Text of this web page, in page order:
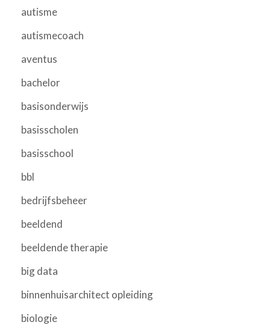
autisme
autismecoach
aventus
bachelor
basisonderwijs
basisscholen
basisschool
bbl
bedrijfsbeheer
beeldend
beeldende therapie
big data
binnenhuisarchitect opleiding
biologie